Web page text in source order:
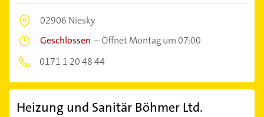
02906 Niesky
Geschlossen –Öffnet Montag um 07:00
0171 1 20 48 44
Heizung und Sanitär Böhmer Ltd.